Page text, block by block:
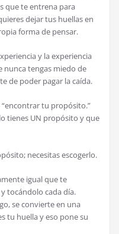
que te entrena para
dejar tus huellas en
forma de pensar.
y la experiencia
nunca tengas miedo de
de poder pagar la caída.
tu propósito.”
tienes UN propósito y que
necesitas escogerlo.
igual que te
tocándolo cada día.
se convierte en una
tu huella y eso pone su